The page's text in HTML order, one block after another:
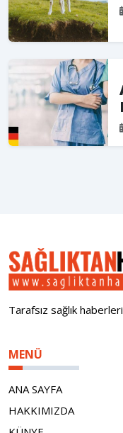
Tarafsız sağlık
MENÜ
ANA SAYFA
HAKKIMIZDA